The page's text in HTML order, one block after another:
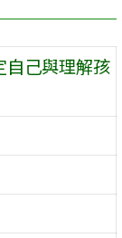
己與理解孩